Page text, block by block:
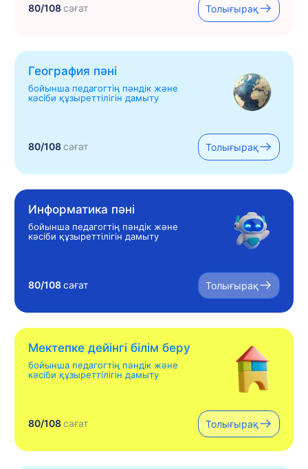
80/108сағат Толығырақ
География пәні
бойынша педагогтің пәндік және
кәсіби құзыреттілігін дамыту
80/108сағат Толығырақ
Информатика пәні
бойынша педагогтің пәндік және
кәсіби құзыреттілігін дамыту
80/108сағат Толығырақ
Мектепке дейінгі білім беру
бойынша педагогтің пәндік және
кәсіби құзыреттілігін дамыту
80/108сағат Толығырақ